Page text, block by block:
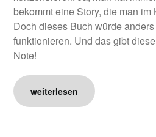
bekommt eine Story, die man
Doch dieses Buch würde
funktionieren. Und das gibt
Note!
weiterlesen